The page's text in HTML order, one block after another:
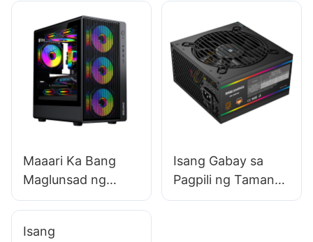
Maaari Ka Bang
Maglunsad ng
Pribadong - Label
Isang Gabay sa
Pagpili ng Tamang
Wattage Para sa
Isang